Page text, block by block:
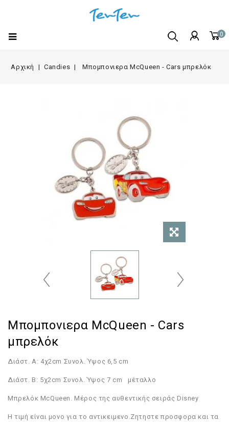
0
Αρχική Candies Μπομπονιερα McQueen - Cars μπρελόκ
Μπομπονιερα McQueen - Cars
μπρελόκ
Διάστ. Α: 4χ2cm Συνολ. Ύψος 6,5 cm
Διάστ. Β: 5χ2cm Συνολ. Ύψος 7 cm μέταλλο
Μπρελόκ McQueen. Μέρος της αυθεντικής σειράς Disney
Η τιμή είναι μονο για το αντικειμενο.Ζητηστε προσφορα και τα